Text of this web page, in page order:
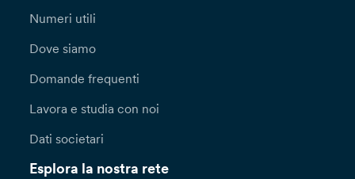
Numeri utili
Dove siamo
Domande frequenti
Lavora e studia con noi
Dati societari
Esplora la nostra rete